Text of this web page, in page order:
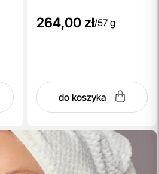
264,00 zł/57 g
do koszyka